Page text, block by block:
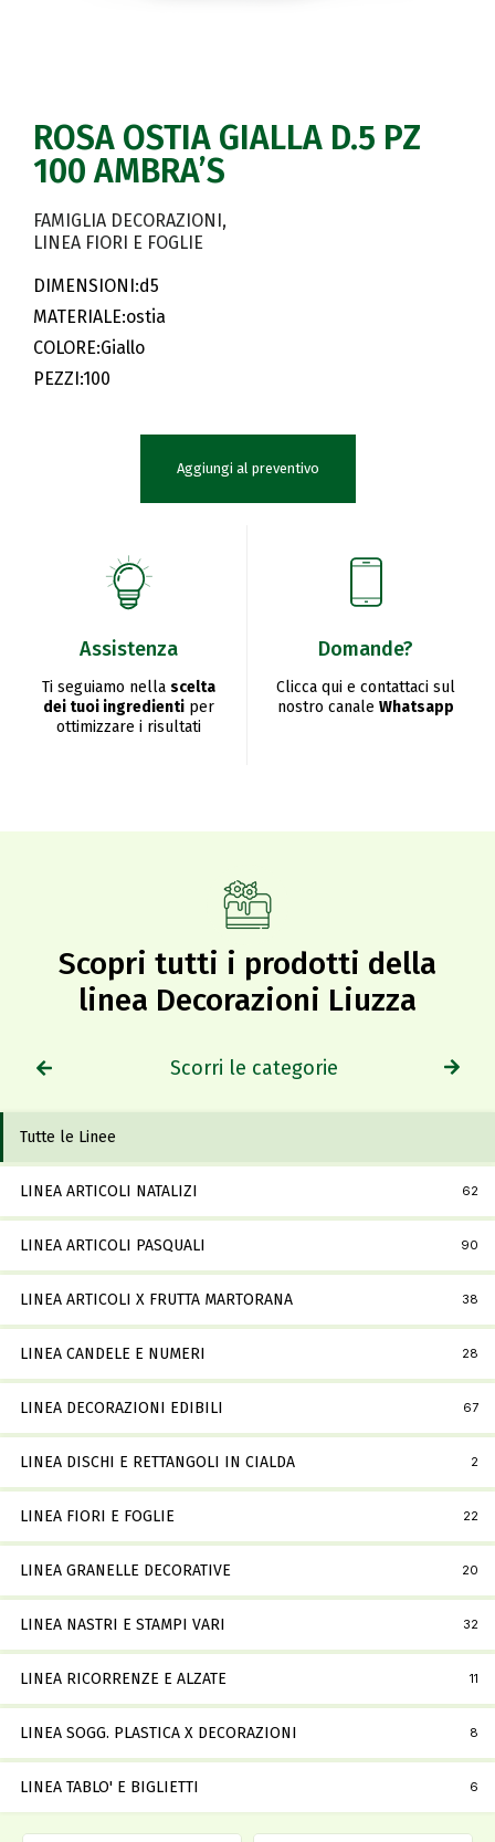
ROSA OSTIA GIALLA D.5 PZ
100 AMBRA’S
FAMIGLIA DECORAZIONI
LINEA FIORI E FOGLIE
DIMENSIONI:d5
MATERIALE:ostia
COLORE:Giallo
PEZZI:100
Aggiungi al preventivo
Assistenza
Ti seguiamo nella scelta
dei tuoi ingredienti per
ottimizzare i risultati
Domande?
Clicca qui e contattaci sul
nostro canale Whatsapp
Scopri tutti i prodotti della
linea Decorazioni Liuzza
Scorri le categorie
Tutte le Linee
LINEA ARTICOLI NATALIZI 62
LINEA ARTICOLI PASQUALI 90
LINEA ARTICOLI X FRUTTA MARTORANA 38
LINEA CANDELE E NUMERI 28
LINEA DECORAZIONI EDIBILI 67
LINEA DISCHI E RETTANGOLI IN CIALDA 2
LINEA FIORI E FOGLIE 22
LINEA GRANELLE DECORATIVE 20
LINEA NASTRI E STAMPI VARI 32
LINEA RICORRENZE E ALZATE 11
LINEA SOGG. PLASTICA X DECORAZIONI 8
LINEA TABLO' E BIGLIETTI 6